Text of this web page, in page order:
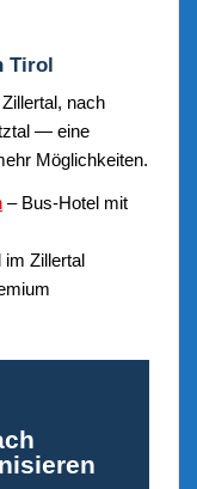
Tirol
nach
— eine
Möglichkeiten.
– Bus-Hotel mit
Zillertal